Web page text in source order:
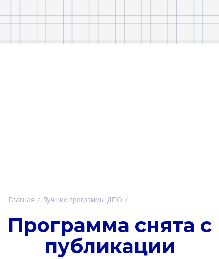
Главная Лучшие программы ДПО
Программа снята с
публикации